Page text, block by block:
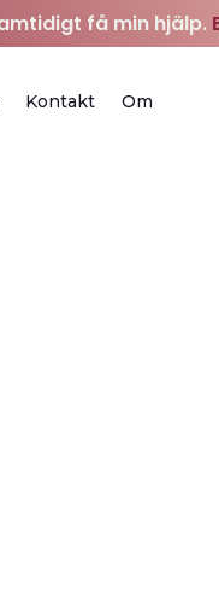
få min hjälp.
Kontakt Om